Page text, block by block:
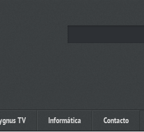
TV Informática Contacto